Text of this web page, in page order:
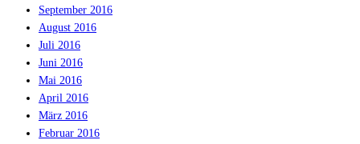
September 2016
August 2016
Juli 2016
Juni 2016
Mai 2016
April 2016
März 2016
Februar 2016